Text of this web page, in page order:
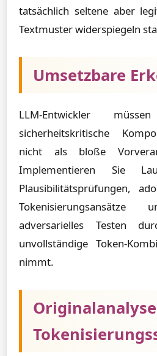
tatsächlich seltene aber
Textmuster widerspiegeln
Umsetzbare
LLM-Entwickler
sicherheitskritische
nicht als bloße
Implementieren Sie
Plausibilitätsprüfungen,
adversarielles Testen
unvollständige Token-
nimmt.